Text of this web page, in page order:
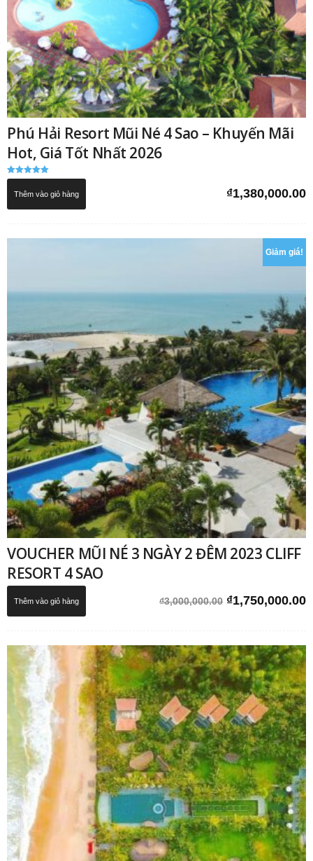
Phú Hải Resort Mũi Né 4 Sao – Khuyến Mãi
Hot, Giá Tốt Nhất 2026
Được xếp
5.00
₫1,380,000.00
Thêm vào giỏ hàng
Giảm giá!
VOUCHER MŨI NÉ 3 NGÀY 2 ĐÊM 2023 CLIFF
RESORT 4 SAO
₫3,000,000.00 Giá
₫3,000,000.00.
₫1,750,000.00
Thêm vào giỏ hàng